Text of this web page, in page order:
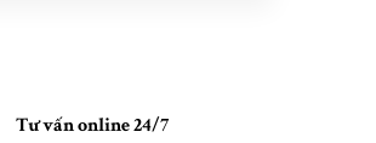
Tư vấn online 24/7